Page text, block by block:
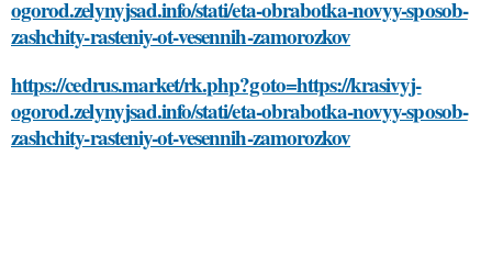
ogorod.zelynyjsad.info/stati/eta-obrabotka-novyy-sposob-
zashchity-rasteniy-ot-vesennih-zamorozkov
https://cedrus.market/rk.php?goto=https://krasivyj-
ogorod.zelynyjsad.info/stati/eta-obrabotka-novyy-sposob-
zashchity-rasteniy-ot-vesennih-zamorozkov